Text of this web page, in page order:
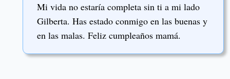
Mi vida no estaría completa sin ti a mi lado
Gilberta. Has estado conmigo en las buenas y
en las malas. Feliz cumpleaños mamá.